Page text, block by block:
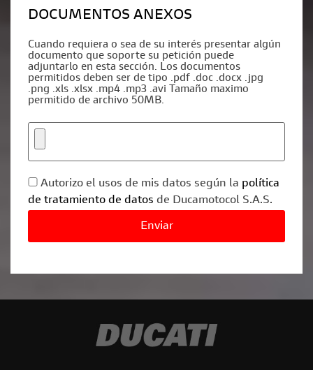
DOCUMENTOS ANEXOS
Cuando requiera o sea de su interés presentar algún
documento que soporte su petición puede
adjuntarlo en esta sección. Los documentos
permitidos deben ser de tipo .pdf .doc .docx .jpg
.png .xls .xlsx .mp4 .mp3 .avi Tamaño maximo
permitido de archivo 50MB.
Autorizo el usos de mis datos según la política
de tratamiento de datos de Ducamotocol S.A.S.
vacío.